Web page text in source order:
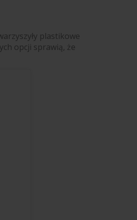
plastikowe
opcji sprawią, że